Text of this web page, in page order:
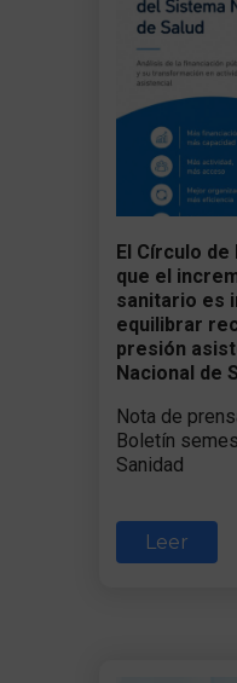
El Círculo de
que el
sanitario es
equilibrar
presión
Nacional de
Nota de
Boletín
Sanidad
Leer